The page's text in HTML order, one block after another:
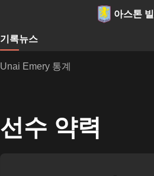
아스톤
기록뉴스
Unai Emery 통계
선수 약력